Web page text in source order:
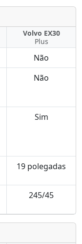
Volvo EX30
Plus
Não
Não
Sim
19 polegadas
245/45